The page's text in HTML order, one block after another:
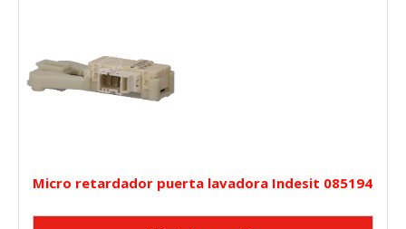
Micro retardador puerta lavadora Indesit 085194